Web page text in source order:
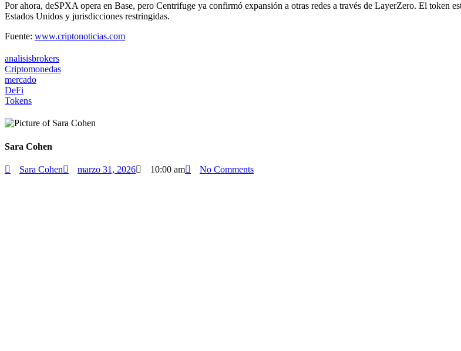
Por ahora, deSPXA opera en Base, pero Centrifuge ya confirmó expansión a otras redes a través de LayerZero. El token
Estados Unidos y jurisdicciones restringidas.
Fuente: www.criptonoticias.com
analisisbrokers
Criptomonedas
mercado
DeFi
Tokens
Sara Cohen
Sara Cohen marzo 31, 2026 10:00 am No Comments